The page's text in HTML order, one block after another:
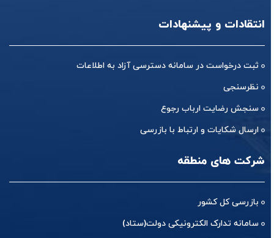
انتقادات و پیشنهادات
ثبت درخواست در سامانه دسترسی آزاد به اطلاعات
نظرسنجی
سنجش رضایت ارباب رجوع
ارسال شکایات و ارتباط با بازرسی
شرکت های منطقه
بازرسی کل کشور
سامانه تدارک الکترونیکی دولت(ستاد)